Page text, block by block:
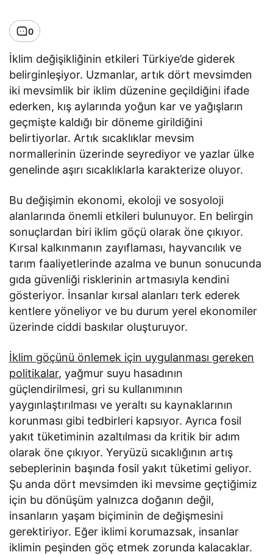
0
İklim değişikliğinin etkileri Türkiye’de giderek
belirginleşiyor. Uzmanlar, artık dört mevsimden
iki mevsimlik bir iklim düzenine geçildiğini ifade
ederken, kış aylarında yoğun kar ve yağışların
geçmişte kaldığı bir döneme girildiğini
belirtiyorlar. Artık sıcaklıklar mevsim
normallerinin üzerinde seyrediyor ve yazlar ülke
genelinde aşırı sıcaklıklarla karakterize oluyor.
Bu değişimin ekonomi, ekoloji ve sosyoloji
alanlarında önemli etkileri bulunuyor. En belirgin
sonuçlardan biri iklim göçü olarak öne çıkıyor.
Kırsal kalkınmanın zayıflaması, hayvancılık ve
tarım faaliyetlerinde azalma ve bunun sonucunda
gıda güvenliği risklerinin artmasıyla kendini
gösteriyor. İnsanlar kırsal alanları terk ederek
kentlere yöneliyor ve bu durum yerel ekonomiler
üzerinde ciddi baskılar oluşturuyor.
İklim göçünü önlemek için uygulanması gereken
politikalar, yağmur suyu hasadının
güçlendirilmesi, gri su kullanımının
yaygınlaştırılması ve yeraltı su kaynaklarının
korunması gibi tedbirleri kapsıyor. Ayrıca fosil
yakıt tüketiminin azaltılması da kritik bir adım
olarak öne çıkıyor. Yeryüzü sıcaklığının artış
sebeplerinin başında fosil yakıt tüketimi geliyor.
Şu anda dört mevsimden iki mevsime geçtiğimiz
için bu dönüşüm yalnızca doğanın değil,
insanların yaşam biçiminin de değişmesini
gerektiriyor. Eğer iklimi korumazsak, insanlar
iklimin peşinden göç etmek zorunda kalacaklar.